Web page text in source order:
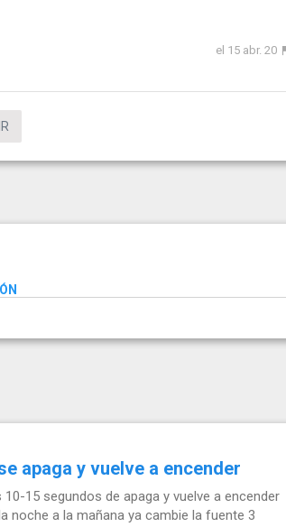
el 15 abr. 20
apaga y vuelve a encender
15 segundos de apaga y vuelve a encender
noche a la mañana ya cambie la fuente 3